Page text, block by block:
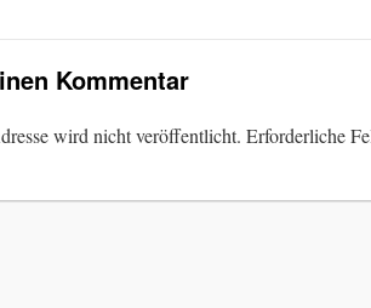
Kommentar
wird nicht veröffentlicht. Erforderliche